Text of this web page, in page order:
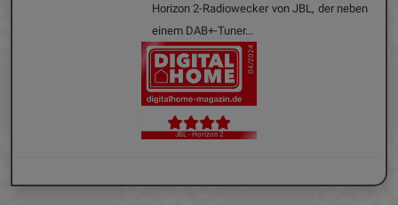
Horizon 2-Radiowecker von JBL, der neben
einem DAB+-Tuner...
04/2024
JBL - Horizon 2
Alle Cookies akzeptieren
Cookie Optionen
Impressum Datenschutz